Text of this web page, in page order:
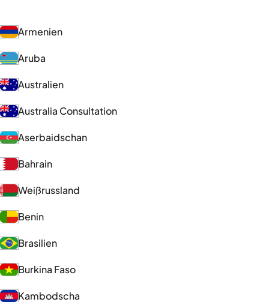
Armenien
Aruba
Australien
Australia Consultation
Aserbaidschan
Bahrain
Weißrussland
Benin
Brasilien
Burkina Faso
Kambodscha